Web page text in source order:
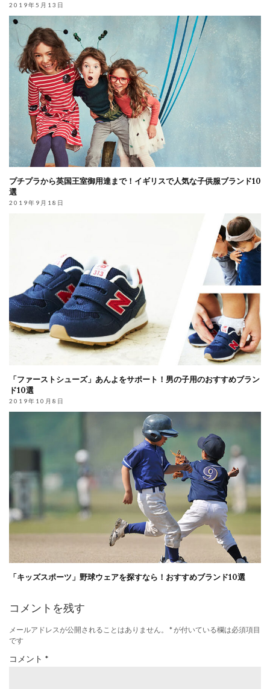
2019年5月13日
プチプラから英国王室御用達まで！イギリスで人気な子供服ブランド10
選
2019年9月18日
「ファーストシューズ」あんよをサポート！男の子用のおすすめブラン
ド10選
2019年10月8日
「キッズスポーツ」野球ウェアを探すなら！おすすめブランド10選
コメントを残す
メールアドレスが公開されることはありません。 *が付いている欄は必須項目
です
コメント *